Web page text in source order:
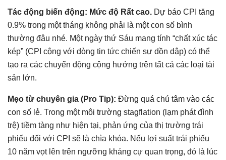
Tác động biến động: Mức độ Rất cao. Dự báo CPI tăng
0.9% trong một tháng không phải là một con số bình
thường đâu nhé. Một ngày thứ Sáu mang tính “chất xúc tác
kép” (CPI cộng với dòng tin tức chiến sự dồn dập) có thể
tạo ra các chuyển động cộng hưởng trên tất cả các loại tài
sản lớn.
Mẹo từ chuyên gia (Pro Tip): Đừng quá chú tâm vào các
con số lẻ. Trong một môi trường stagflation (lạm phát đình
trệ) tiềm tàng như hiện tại, phản ứng của thị trường trái
phiếu đối với CPI sẽ là chìa khóa. Nếu lợi suất trái phiếu
10 năm vọt lên trên ngưỡng kháng cự quan trọng, đó là lúc